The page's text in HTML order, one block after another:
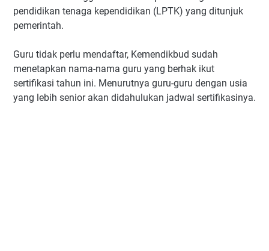
pendidikan tenaga kependidikan (LPTK) yang ditunjuk
pemerintah.
Guru tidak perlu mendaftar, Kemendikbud sudah
menetapkan nama-nama guru yang berhak ikut
sertifikasi tahun ini. Menurutnya guru-guru dengan usia
yang lebih senior akan didahulukan jadwal sertifikasinya.